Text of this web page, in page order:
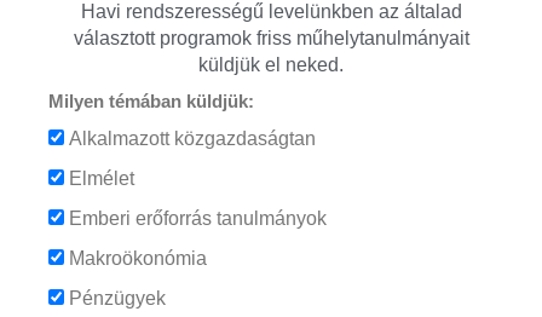
Havi rendszerességű levelünkben az általad
választott programok friss műhelytanulmányait
küldjük el neked.
Milyen témában küldjük:
Alkalmazott közgazdaságtan
Elmélet
Emberi erőforrás tanulmányok
Makroökonómia
Pénzügyek